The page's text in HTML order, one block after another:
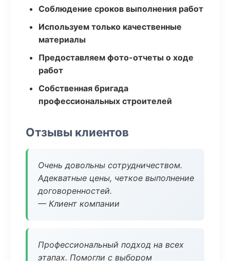
Соблюдение сроков выполнения работ
Используем только качественные
материалы
Предоставляем фото-отчеты о ходе
работ
Собственная бригада
профессиональных строителей
Отзывы клиентов
Очень довольны сотрудничеством.
Адекватные цены, четкое выполнение
договоренностей.
— Клиент компании
Профессиональный подход на всех
этапах. Помогли с выбором